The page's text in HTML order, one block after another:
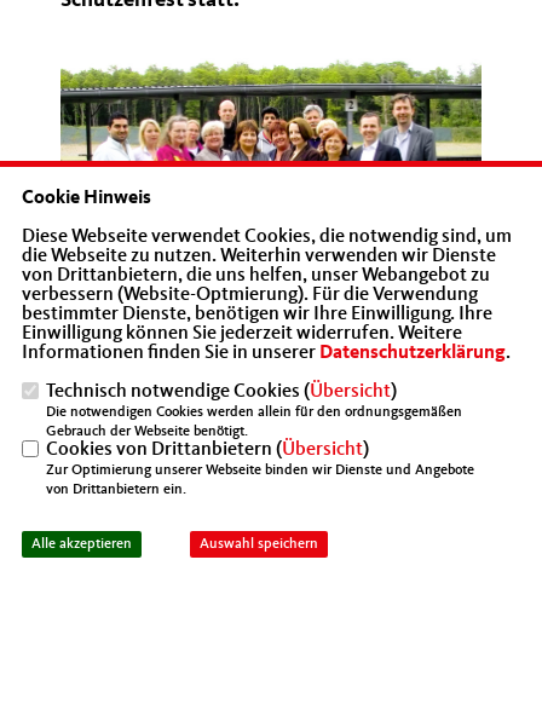
e.V. in Hoppegarten
Gemeinsam mit den Mitgliedern der Frauenunion (FU)
wir uns am Mittwoch auf der Anlage des SC Diana e.V. in
Hoppegarten als Sportschützen im Tontaubenschießen
Cookie Hinweis
Diese Webseite verwendet Cookies, die notwendig sind, um
die Webseite zu nutzen. Weiterhin verwenden wir Dienste
von Drittanbietern, die uns helfen, unser Webangebot zu
verbessern (Website-Optmierung). Für die Verwendung
bestimmter Dienste, benötigen wir Ihre Einwilligung. Ihre
Einwilligung können Sie jederzeit widerrufen. Weitere
Informationen finden Sie in unserer Datenschutzerklärung.
Technisch notwendige Cookies (Übersicht)
Die notwendigen Cookies werden allein für den ordnungsgemäßen
Gebrauch der Webseite benötigt.
Cookies von Drittanbietern (Übersicht)
Zur Optimierung unserer Webseite binden wir Dienste und Angebote
von Drittanbietern ein.
Alle akzeptieren Auswahl speichern